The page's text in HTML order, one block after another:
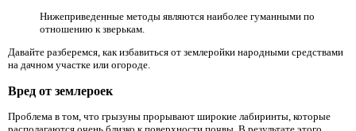
Нижеприведенные методы являются наиболее гуманными по
отношению к зверькам.
Давайте разберемся, как избавиться от землеройки народными средствами
на дачном участке или огороде.
Вред от землероек
Проблема в том, что грызуны прорывают широкие лабиринты, которые